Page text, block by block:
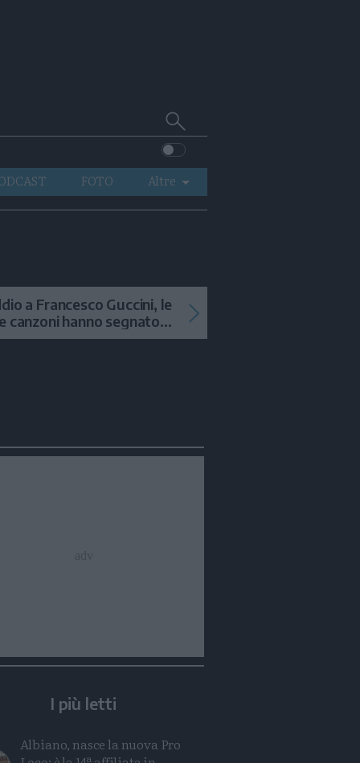
Cerca
su
Trentino
FOTO
Altre
VIDEO
a Francesco Guccini, le
canzoni hanno segnato
I più letti
Albiano, nasce la nuova Pro